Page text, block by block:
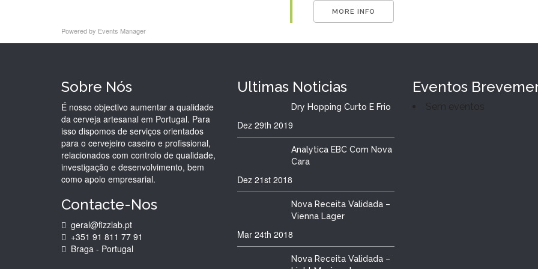
MORE INFO
Powered by Events Manager
Sobre Nós
É nosso objectivo aumentar a qualidade
da cerveja artesanal em Portugal. Para
isso dispomos de serviços orientados
para o cervejeiro caseiro e profissional,
relacionados com controlo de qualidade,
investigação e desenvolvimento, bem
como apoio empresarial.
Contacte-Nos
geral@fizzlab.pt
+351 91 811 77 91
Braga - Portugal
UltimasNoticias
Dry Hopping Curto E Frio
Dez 29th 2019
Analytica EBC Com Nova
Cara
Dez 21st 2018
Nova Receita Validada –
Vienna Lager
Mar 24th 2018
Nova Receita Validada –
Eventos
Sem eventos